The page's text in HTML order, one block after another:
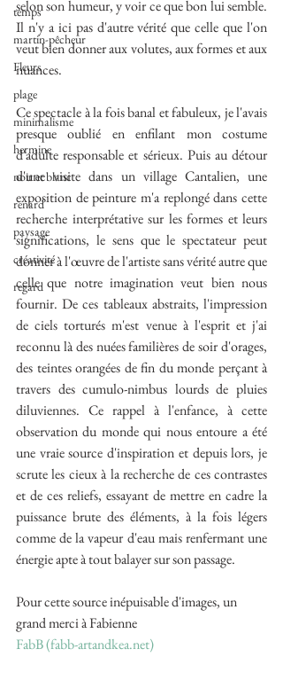
temps
martin-pêcheur
Fleurs
plage
minimalisme
hermine
noir et blanc
renard
paysage
créativité
regard
selon son humeur, y voir ce que bon lui semble.
Il n'y a ici pas d'autre vérité que celle que l'on
veut bien donner aux volutes, aux formes et aux
nuances.
Ce spectacle à la fois banal et fabuleux, je l'avais
presque oublié en enfilant mon costume
d'adulte responsable et sérieux. Puis au détour
d'une visite dans un village Cantalien, une
exposition de peinture m'a replongé dans cette
recherche interprétative sur les formes et leurs
significations, le sens que le spectateur peut
donner à l'œuvre de l'artiste sans vérité autre que
celle que notre imagination veut bien nous
fournir. De ces tableaux abstraits, l'impression
de ciels torturés m'est venue à l'esprit et j'ai
reconnu là des nuées familières de soir d'orages,
des teintes orangées de fin du monde perçant à
travers des cumulo-nimbus lourds de pluies
diluviennes. Ce rappel à l'enfance, à cette
observation du monde qui nous entoure a été
une vraie source d'inspiration et depuis lors, je
scrute les cieux à la recherche de ces contrastes
et de ces reliefs, essayant de mettre en cadre la
puissance brute des éléments, à la fois légers
comme de la vapeur d'eau mais renfermant une
énergie apte à tout balayer sur son passage.
Pour cette source inépuisable d'images, un
grand merci à Fabienne
FabB (fabb-artandkea.net)